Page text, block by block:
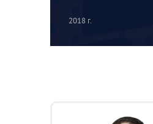
2018 г.